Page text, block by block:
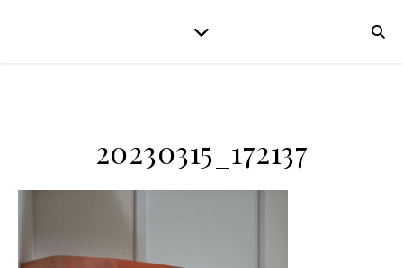
20230315_172137